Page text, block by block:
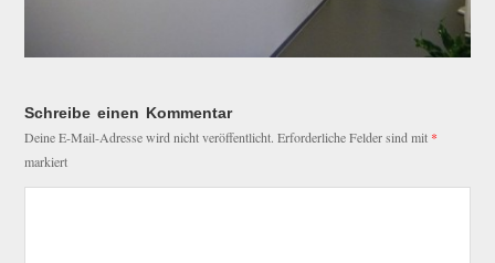
Schreibe einen Kommentar
Deine E-Mail-Adresse wird nicht veröffentlicht. Erforderliche Felder sind mit *
markiert